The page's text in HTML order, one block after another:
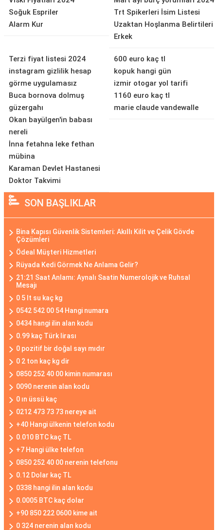
Soğuk Espriler
Alarm Kur
Trt Spikerleri İsim Listesi
Uzaktan Hoşlanma Belirtileri
Erkek
Terzi fiyat listesi 2024
instagram gizlilik hesap
görme uygulamasız
Buca bornova dolmuş
güzergahı
Okan bayülgen'in babası
nereli
İnna fetahna leke fethan
mübina
Karaman Devlet Hastanesi
Doktor Takvimi
600 euro kaç tl
kopuk hangi gün
izmir otogar yol tarifi
1160 euro kaç tl
marie claude vandewalle
SON BAŞLIKLAR
Bina Kapısı Güvenlik Sistemleri: Akıllı Kilit ve Çelik Gövde
Çözümleri
Ödeal Müşteri Hizmetleri
Rüyada Kedi Görmek Ne Anlama Gelir?
21:21 Saat Anlamı: Aynalı Saatin Numerolojik ve Ruhsal
Mesajı
0 5 lt su kaç kg
0542 542 00 54 Hangi numara
0434 hangi ilin alan kodu
0.99 kaç Türk lirası
0 pozitif bir doğal sayı mıdır
0 2 ton kaç kg dir
0850 252 40 00 kimin numarası
0090 nerenin alan kodu
0 ın üssü kaç
0212 473 73 73 nereye ait
+40 Hangi ülkenin telefon kodu
0.010 BTC kaç TL
+7 Hangi ülke telefon
0850 252 40 00 nerenin telefonu
0.12 Dolar kaç TL
0338 hangi ilin alan kodu
0.0005 BTC kaç dolar
+90 850 222 0600 kime ait
0 324 nerenin alan kodu